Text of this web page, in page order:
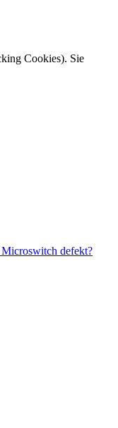
defekt?
Cookies). Sie